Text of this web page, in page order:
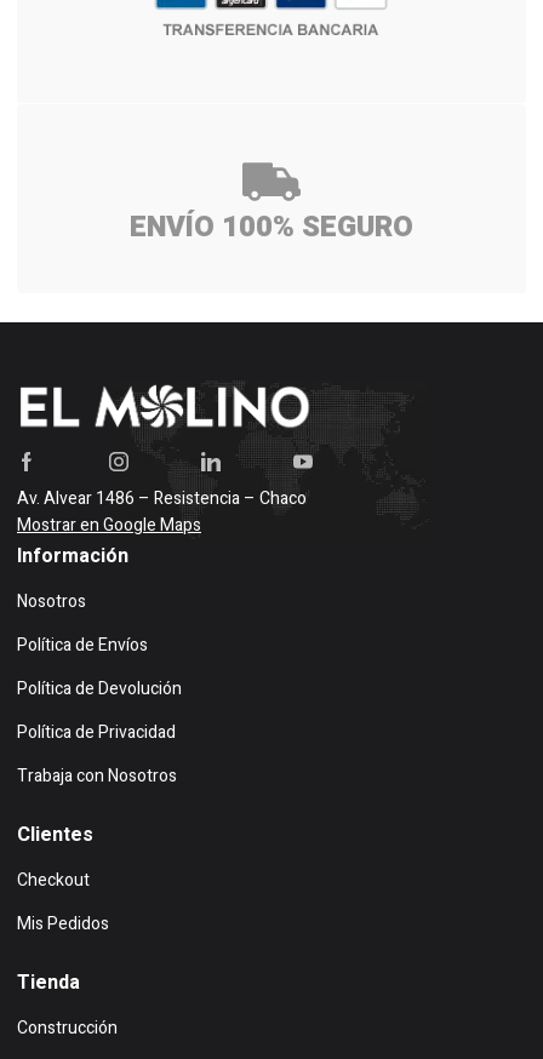
ENVÍO 100% SEGURO
Av. Alvear 1486 – Resistencia – Chaco
Mostrar en Google Maps
Información
Nosotros
Política de Envíos
Política de Devolución
Política de Privacidad
Trabaja con Nosotros
Clientes
Checkout
Mis Pedidos
Tienda
Construcción